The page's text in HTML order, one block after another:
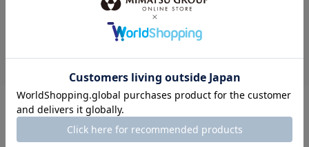
この商品のレビューを書く
レビューを評価するにはログインが必要です。
STAFF COODENATE
スタッフコーディネート